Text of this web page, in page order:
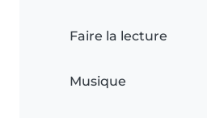
Faire la lecture
Musique